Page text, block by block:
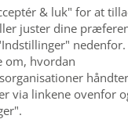
Wool
& luk" for at
juster dine
nedenfor.
om, hvordan
via linkene ovenfor